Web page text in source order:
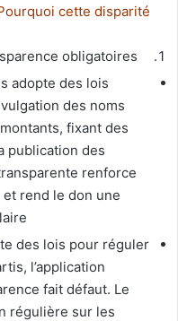
cette disparité ?
obligatoires
adopte des lois
des noms
fixant des
publication des
renforce
rend le don une
des lois pour réguler
l’application
fait défaut. Le
régulière sur les